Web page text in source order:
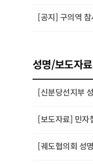
성명/보도자료